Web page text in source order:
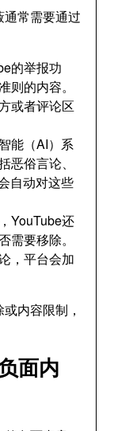
常需要通过
的举报功
则的内容。
或者评论区
能（AI）系
恶俗言论、
自动对这些
YouTube还
需要移除。
，平台会加
内容限制，
面内